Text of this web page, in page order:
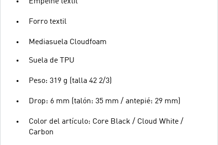
Forro textil
Mediasuela Cloudfoam
Suela de TPU
Peso: 319 g (talla 42 2/3)
Drop: 6 mm (talón: 35 mm / antepié: 29 mm)
Color del artículo: Core Black / Cloud White /
Carbon